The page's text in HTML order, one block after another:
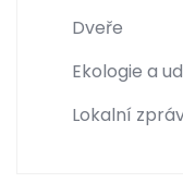
Dveře
Ekologie a
Lokalní